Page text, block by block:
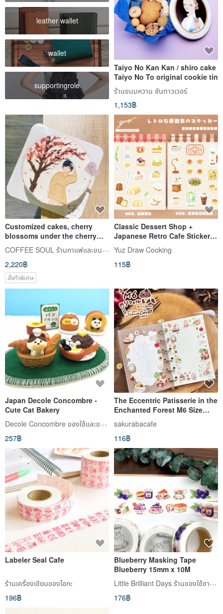
leather wallet
wallet
supportingrole
Taiyo No Kan Kan / shiro cake
Taiyo No To original cookie tin
ร้านขนมหวาน ซันทาวเวอร์
1,153฿
Customized cakes, cherry
blossoms under the cherry
blossom tree, cherry blossom
season, Japanese cakes, girly
desserts
COFFEE SOUL ร้านกาแฟและขนมหวาน
2,220฿
สั่งทำพิเศษ
Classic Dessert Shop +
Japanese Retro Cafe Sticker
Set - Yuz Draw Cooking
Yuz Draw Cooking
115฿
Japan Decole Concombre -
Cute Cat Bakery
Decole Concombre ของใช้และของตกแต่งบ้าน
257฿
The Eccentric Patisserie in the
Enchanted Forest M6 Size
Refills
sakurabacafe
116฿
Labeler Seal Cafe
ร้านเครื่องเขียนของไอกะ
196฿
Blueberry Masking Tape
Blueberry 15mm x 10M
Little Brilliant Days ร้านของใช้ชาและผลไม้
176฿